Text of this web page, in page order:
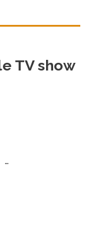
TV show
…